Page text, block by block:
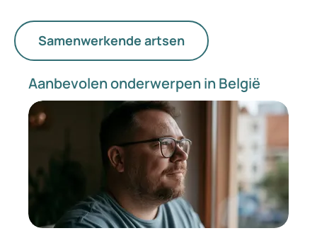
Samenwerkende artsen
Aanbevolen onderwerpen in België